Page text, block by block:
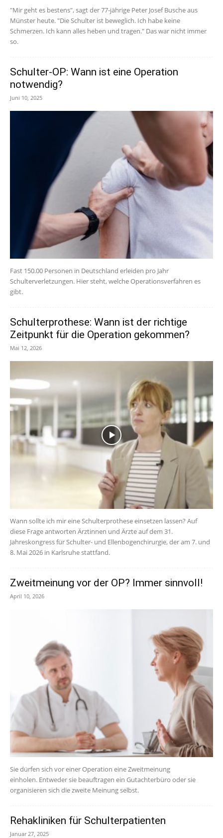
"Mir geht es bestens", sagt der 77-jährige Peter Josef Busche aus
Münster heute. "Die Schulter ist beweglich. Ich habe keine
Schmerzen. Ich kann alles heben und tragen." Das war nicht immer
so.
Schulter-OP: Wann ist eine Operation
notwendig?
Juni 10, 2025
Fast 150.00 Personen in Deutschland erleiden pro Jahr
Schulterverletzungen. Hier steht, welche Operationsverfahren es
gibt.
Schulterprothese: Wann ist der richtige
Zeitpunkt für die Operation gekommen?
Mai 12, 2026
Wann sollte ich mir eine Schulterprothese einsetzen lassen? Auf
diese Frage antworten Ärztinnen und Ärzte auf dem 31.
Jahreskongress für Schulter- und Ellenbogenchirurgie, der am 7. und
8. Mai 2026 in Karlsruhe stattfand.
Zweitmeinung vor der OP? Immer sinnvoll!
April 10, 2026
Sie dürfen sich vor einer Operation eine Zweitmeinung
einholen. Entweder sie beauftragen ein Gutachterbüro oder sie
organisieren sich die zweite Meinung selbst.
Rehakliniken für Schulterpatienten
Januar 27, 2025